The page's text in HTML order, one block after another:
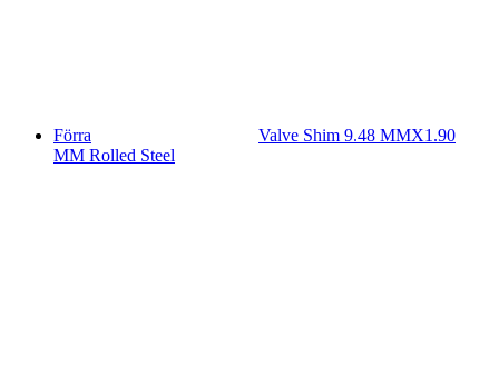
Förra
Valve Shim 9.48 MMX1.90
MM Rolled Steel